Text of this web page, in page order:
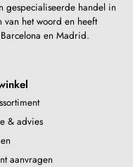
gespecialiseerde handel in
het woord en heeft
en Madrid.
& advies
aanvragen